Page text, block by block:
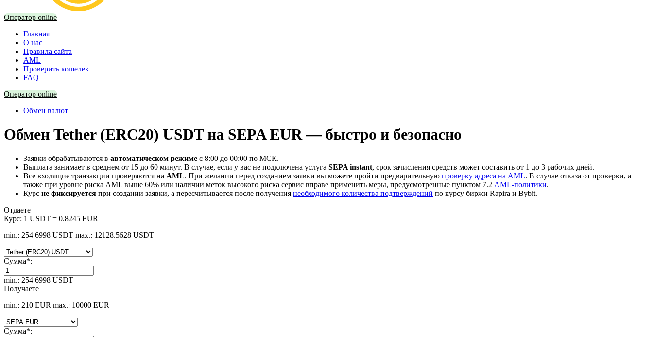
Оператор online
Главная
О нас
Правила сайта
AML
Проверить кошелек
FAQ
Оператор online
Обмен валют
Обмен Tether (ERC20) USDT на SEPA EUR — быстро и безопасно
Заявки обрабатываются в автоматическом режиме с 8:00 до 00:00 по МСК.
Выплата занимает в среднем от 15 до 60 минут. В случае, если у вас не подключена услуга SEPA instant, срок зачисления средств может составить от 1 до 3 рабочих дней.
Все входящие транзакции проверяются на AML. При желании перед созданием заявки вы можете пройти предварительную проверку адреса на AML. В случае отказа от проверки, а
также при уровне риска AML выше 60% или наличии меток высокого риска сервис вправе применить меры, предусмотренные пунктом 7.2 AML-политики.
Курс не фиксируется при создании заявки, а пересчитывается после получения необходимого количества подтверждений по курсу биржи Rapira и Bybit.
Отдаете
Курс: 1 USDT = 0.8245 EUR
min.: 254.6998 USDT max.: 12128.5628 USDT
Сумма*:
min.: 254.6998 USDT
Получаете
min.: 210 EUR max.: 10000 EUR
Сумма*: